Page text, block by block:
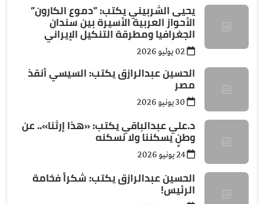
يحيى الشربيني يكتب: ”دموع الكارون”
الأحواز العربية الأسيرة بين سندان
الجغرافيا ومطرقة التنكيل الإيراني
الحسين عبدالرازق يكتب: السيسي أنقذ
مصر
د.علي عبدالباقي يكتب: ​«هذا إرثنا».. عن
وطنٍ يسكننا ولا نسكنه
الحسين عبدالرازق يكتب: شكراً فخامة
الرئيس!